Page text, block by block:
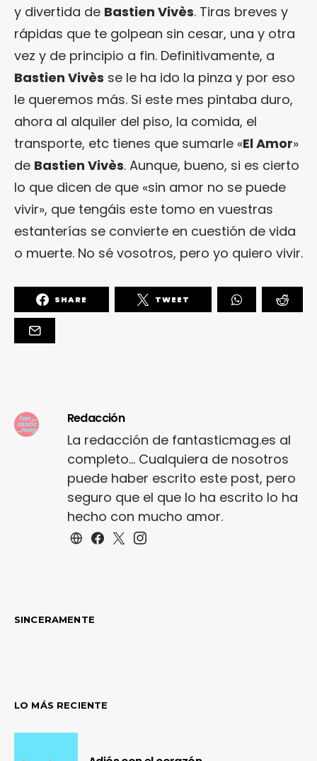
y divertida de Bastien Vivès. Tiras breves y
rápidas que te golpean sin cesar, una y otra
vez y de principio a fin. Definitivamente, a
Bastien Vivès se le ha ido la pinza y por eso
le queremos más. Si este mes pintaba duro,
ahora al alquiler del piso, la comida, el
transporte, etc tienes que sumarle «El Amor»
de Bastien Vivès. Aunque, bueno, si es cierto
lo que dicen de que «sin amor no se puede
vivir», que tengáis este tomo en vuestras
estanterías se convierte en cuestión de vida
o muerte. No sé vosotros, pero yo quiero vivir.
SHARE TWEET
Redacción
La redacción de fantasticmag.es al
completo... Cualquiera de nosotros
puede haber escrito este post, pero
seguro que el que lo ha escrito lo ha
hecho con mucho amor.
SINCERAMENTE
LO MÁS RECIENTE